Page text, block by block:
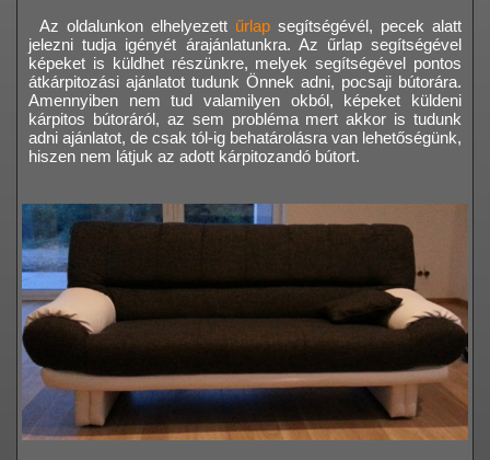
Az oldalunkon elhelyezett űrlap segítségévél, pecek alatt
jelezni tudja igényét árajánlatunkra. Az űrlap segítségével
képeket is küldhet részünkre, melyek segítségével pontos
átkárpitozási ajánlatot tudunk Önnek adni, pocsaji bútorára.
Amennyiben nem tud valamilyen okból, képeket küldeni
kárpitos bútoráról, az sem probléma mert akkor is tudunk
adni ajánlatot, de csak tól-ig behatárolásra van lehetőségünk,
hiszen nem látjuk az adott kárpitozandó bútort.